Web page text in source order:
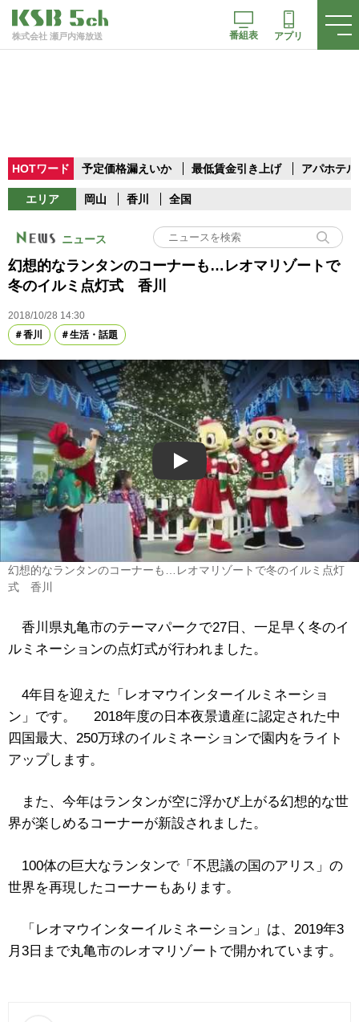
株式会社 瀬戸内海放送 番組表 アプリ
HOTワード 予定価格漏えいか 最低賃金引き上げ アパホテル
エリア 岡山 香川 全国
ニュース
幻想的なランタンのコーナーも…レオマリゾートで
冬のイルミ点灯式 香川
2018/10/28 14:30
香川
生活・話題
Play
幻想的なランタンのコーナーも…レオマリゾートで冬のイルミ点灯
式 香川
香川県丸亀市のテーマパークで27日、一足早く冬のイ
ルミネーションの点灯式が行われました。
4年目を迎えた「レオマウインターイルミネーショ
ン」です。 2018年度の日本夜景遺産に認定された中
四国最大、250万球のイルミネーションで園内をライト
アップします。
また、今年はランタンが空に浮かび上がる幻想的な世
界が楽しめるコーナーが新設されました。
100体の巨大なランタンで「不思議の国のアリス」の
世界を再現したコーナーもあります。
「レオマウインターイルミネーション」は、2019年3
月3日まで丸亀市のレオマリゾートで開かれています。